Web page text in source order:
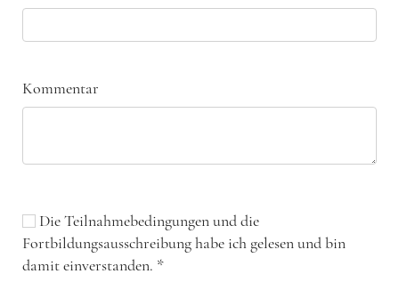
Kommentar
Die Teilnahmebedingungen und die
Fortbildungsausschreibung habe ich gelesen und bin
damit einverstanden. *